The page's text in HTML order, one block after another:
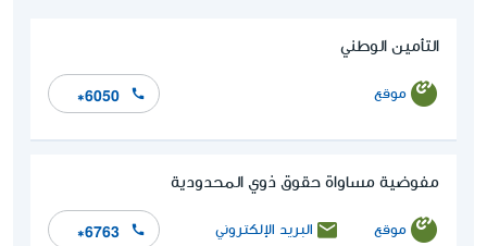
التأمين الوطني
موقع *6050
مفوضية مساواة حقوق ذوي المحدودية
موقع البريد الإلكتروني *6763